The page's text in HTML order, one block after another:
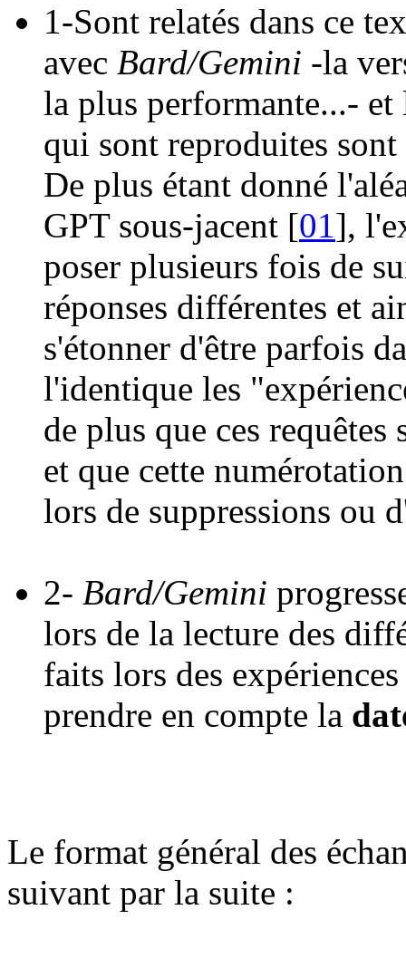
1-Sont relatés dans ce
avec Bard/Gemini -la
la plus performante...- et
qui sont reproduites
De plus étant donné
GPT sous-jacent [01 ],
poser plusieurs fois de
réponses différentes et
s'étonner d'être parfois
l'identique les
de plus que ces
et que cette
lors de suppressions ou
2- Bard/Gemini
lors de la lecture des
faits lors des
prendre en compte la
Le format général des
suivant par la suite :